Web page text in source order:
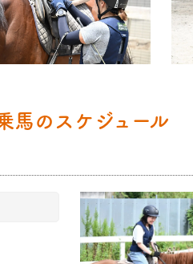
馬のスケジュール